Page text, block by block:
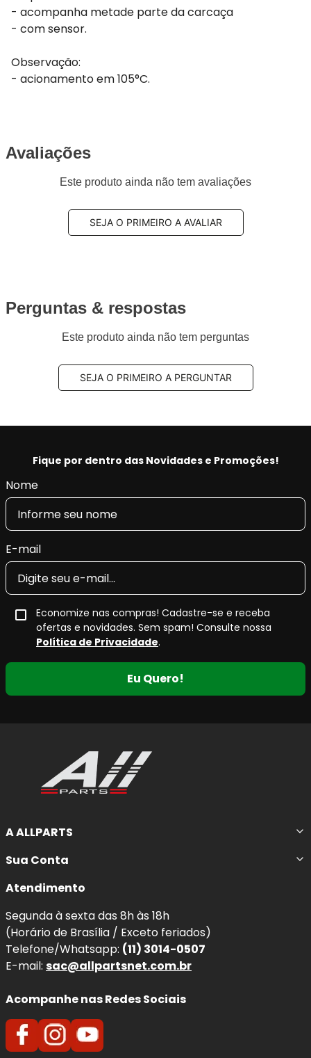
- acompanha metade parte da carcaça
- com sensor.
Observação:
- acionamento em 105°C.
Avaliações
Este produto ainda não tem avaliações
SEJA O PRIMEIRO A AVALIAR
Perguntas & respostas
Este produto ainda não tem perguntas
SEJA O PRIMEIRO A PERGUNTAR
Fique por dentro das Novidades e Promoções!
Nome
E-mail
Economize nas compras! Cadastre-se e receba
ofertas e novidades. Sem spam! Consulte nossa
Política de Privacidade.
Eu Quero!
A ALLPARTS
Sua Conta
Atendimento
Segunda à sexta das 8h às 18h
(Horário de Brasília / Exceto feriados)
Telefone/Whatsapp: (11) 3014-0507
E-mail: sac@allpartsnet.com.br
Acompanhe nas Redes Sociais